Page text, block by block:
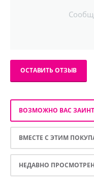
ОСТАВИТЬ ОТЗЫВ
ВОЗМОЖНО ВАС
ВМЕСТЕ С ЭТИМ
НЕДАВНО